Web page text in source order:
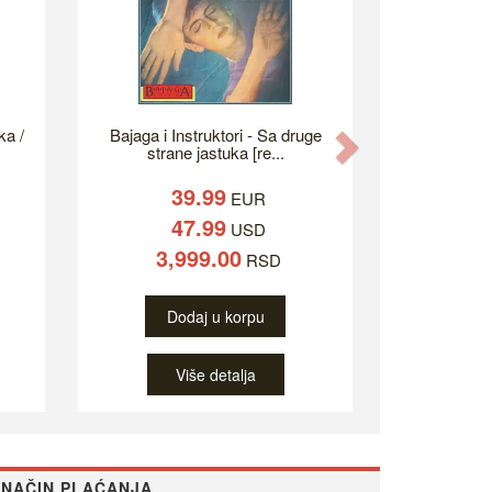
/ Bajaga i Instruktori - Sa druge
strane jastuka [re...
39.99EUR
47.99USD
3,999.00RSD
Dodaj u korpu
Više detalja